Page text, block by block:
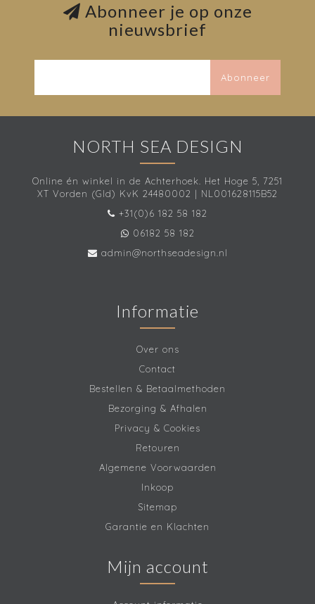
Abonneer je op onze
nieuwsbrief
Abonneer
NORTH SEA DESIGN
Online én winkel in de Achterhoek. Het Hoge 5, 7251
XT Vorden (Gld) KvK 24480002 | NL001628115B52
+31(0)6 182 58 182
06182 58 182
admin@northseadesign.nl
Informatie
Over ons
Contact
Bestellen & Betaalmethoden
Bezorging & Afhalen
Privacy & Cookies
Retouren
Algemene Voorwaarden
Inkoop
Sitemap
Garantie en Klachten
Mijn account